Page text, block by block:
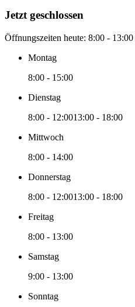
Jetzt geschlossen
Öffnungszeiten heute: 8:00 - 13:00
Montag
8:00 - 15:00
Dienstag
8:00 - 12:0013:00 - 18:00
Mittwoch
8:00 - 14:00
Donnerstag
8:00 - 12:0013:00 - 18:00
Freitag
8:00 - 13:00
Samstag
9:00 - 13:00
Sonntag